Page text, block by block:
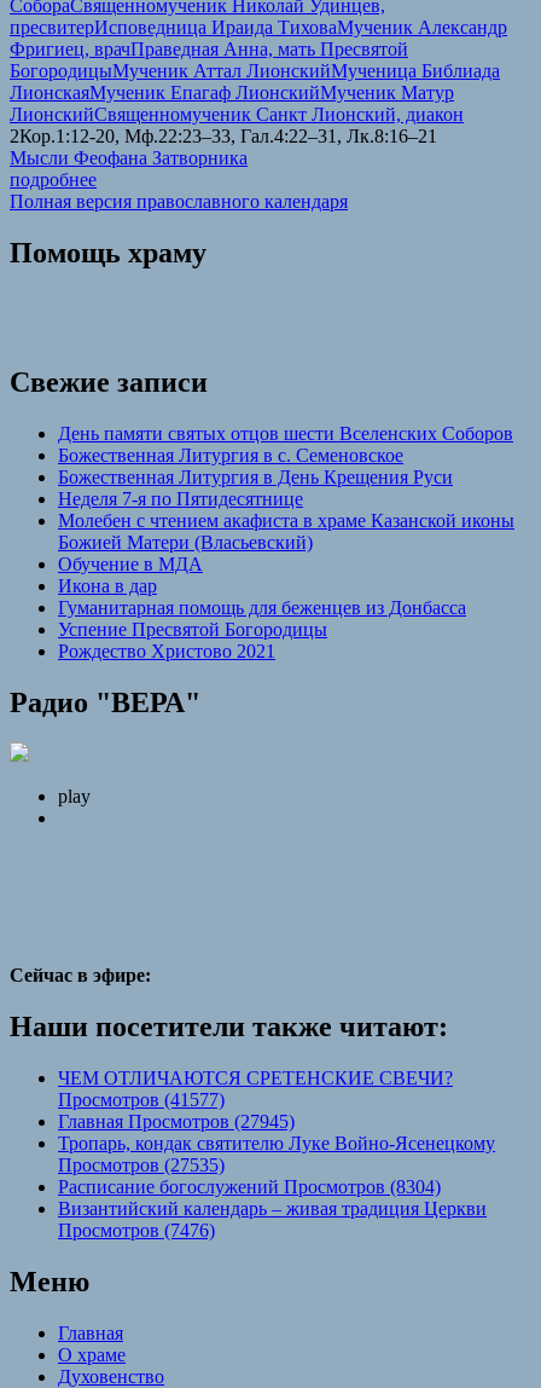
СобораСвященномученик Николай Удинцев,
пресвитерИсповедница Ираида ТиховаМученик Александр
Фригиец, врачПраведная Анна, мать Пресвятой
БогородицыМученик Аттал ЛионскийМученица Библиада
ЛионскаяМученик Епагаф ЛионскийМученик Матур
ЛионскийСвященномученик Санкт Лионский, диакон
2Кор.1:12-20, Мф.22:23–33, Гал.4:22–31, Лк.8:16–21
Мысли Феофана Затворника
подробнее
Полная версия православного календаря
Помощь храму
Свежие записи
День памяти святых отцов шести Вселенских Соборов
Божественная Литургия в с. Семеновское
Божественная Литургия в День Крещения Руси
Неделя 7-я по Пятидесятнице
Молебен с чтением акафиста в храме Казанской иконы
Божией Матери (Власьевский)
Обучение в МДА
Икона в дар
Гуманитарная помощь для беженцев из Донбасса
Успение Пресвятой Богородицы
Рождество Христово 2021
Радио "ВЕРА"
play
Сейчас в эфире:
Наши посетители также читают:
ЧЕМ ОТЛИЧАЮТСЯ СРЕТЕНСКИЕ СВЕЧИ?
Просмотров (41577)
Главная Просмотров (27945)
Тропарь, кондак святителю Луке Войно-Ясенецкому
Просмотров (27535)
Расписание богослужений Просмотров (8304)
Византийский календарь – живая традиция Церкви
Просмотров (7476)
Меню
Главная
О храме
Духовенство